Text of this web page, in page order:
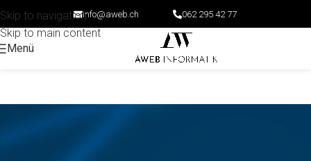
Skip to navigation
Skip to main content
info@aweb.ch 062 295 42 77
Menü